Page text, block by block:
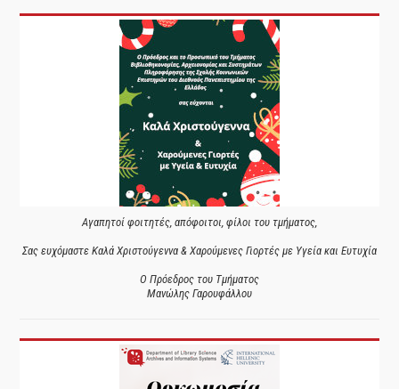
Αγαπητοί φοιτητές, απόφοιτοι, φίλοι του τμήματος,
Σας ευχόμαστε Καλά Χριστούγεννα & Χαρούμενες Γιορτές με Υγεία και Ευτυχία
Ο Πρόεδρος του Τμήματος
Μανώλης Γαρουφάλλου